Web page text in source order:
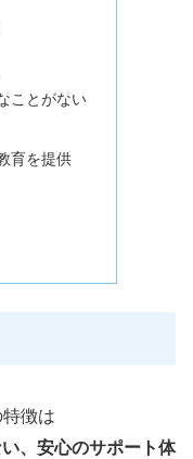
ことがない
育を提供
徴は
、安心のサポート体